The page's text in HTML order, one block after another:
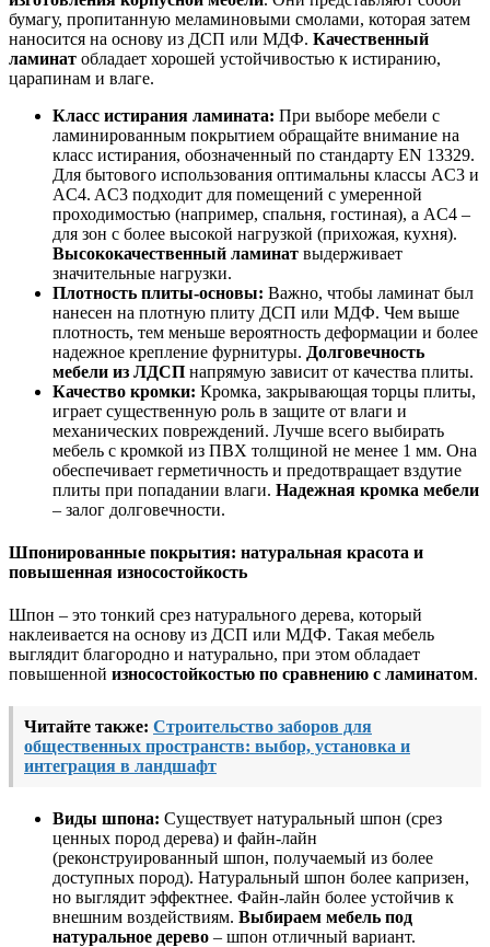
бумагу, пропитанную меламиновыми смолами, которая затем
наносится на основу из ДСП или МДФ. Качественный
ламинат обладает хорошей устойчивостью к истиранию,
царапинам и влаге.
Класс истирания ламината: При выборе мебели с
ламинированным покрытием обращайте внимание на
класс истирания, обозначенный по стандарту EN 13329.
Для бытового использования оптимальны классы AC3 и
AC4. AC3 подходит для помещений с умеренной
проходимостью (например, спальня, гостиная), а AC4 –
для зон с более высокой нагрузкой (прихожая, кухня).
Высококачественный ламинат выдерживает
значительные нагрузки.
Плотность плиты-основы: Важно, чтобы ламинат был
нанесен на плотную плиту ДСП или МДФ. Чем выше
плотность, тем меньше вероятность деформации и более
надежное крепление фурнитуры. Долговечность
мебели из ЛДСП напрямую зависит от качества плиты.
Качество кромки: Кромка, закрывающая торцы плиты,
играет существенную роль в защите от влаги и
механических повреждений. Лучше всего выбирать
мебель с кромкой из ПВХ толщиной не менее 1 мм. Она
обеспечивает герметичность и предотвращает вздутие
плиты при попадании влаги. Надежная кромка мебели
– залог долговечности.
Шпонированные покрытия: натуральная красота и
повышенная износостойкость
Шпон – это тонкий срез натурального дерева, который
наклеивается на основу из ДСП или МДФ. Такая мебель
выглядит благородно и натурально, при этом обладает
повышенной износостойкостью по сравнению с ламинатом.
Читайте также: Строительство заборов для
общественных пространств: выбор, установка и
интеграция в ландшафт
Виды шпона: Существует натуральный шпон (срез
ценных пород дерева) и файн-лайн
(реконструированный шпон, получаемый из более
доступных пород). Натуральный шпон более капризен,
но выглядит эффектнее. Файн-лайн более устойчив к
внешним воздействиям. Выбираем мебель под
натуральное дерево – шпон отличный вариант.